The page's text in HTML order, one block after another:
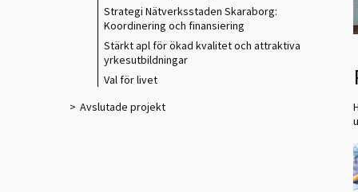
Strategi Nätverksstaden Skaraborg:
Koordinering och finansiering
​​Stärkt apl för ökad kvalitet och attraktiva
yrkesutbildningar​
Val för livet
Avslutade projekt